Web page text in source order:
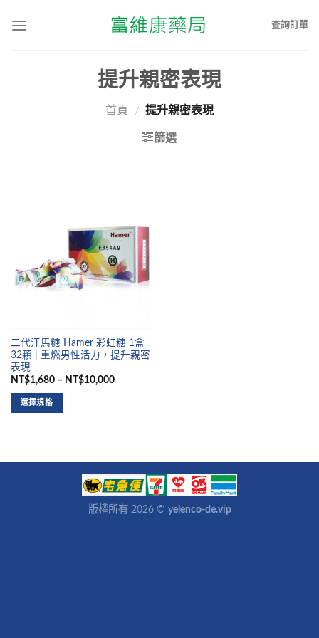
查詢訂單
提升親密表現
首頁 / 提升親密表現
篩選
二代汗馬糖 Hamer 彩虹糖 1盒
32顆 | 重燃男性活力，提升親密
表現
NT$1,680 – NT$10,000
選擇規格
版權所有 2026 © yelenco-de.vip